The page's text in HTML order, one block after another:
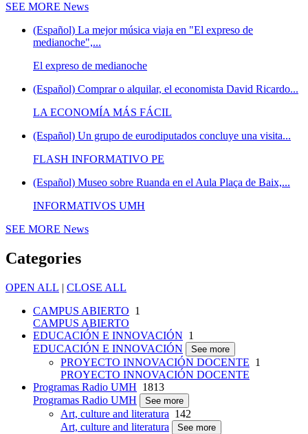
SEE MORE News
(Español) La mejor música viaja en "El expreso de
medianoche",...
El expreso de medianoche
(Español) Comprar o alquilar, el economista David Ricardo...
LA ECONOMÍA MÁS FÁCIL
(Español) Un grupo de eurodiputados concluye una visita...
FLASH INFORMATIVO PE
(Español) Museo sobre Ruanda en el Aula Plaça de Baix,...
INFORMATIVOS UMH
SEE MORE News
Categories
OPEN ALL | CLOSE ALL
CAMPUS ABIERTO 1
CAMPUS ABIERTO
EDUCACIÓN E INNOVACIÓN 1
EDUCACIÓN E INNOVACIÓN
See more
PROYECTO INNOVACIÓN DOCENTE 1
PROYECTO INNOVACIÓN DOCENTE
Programas Radio UMH 1813
Programas Radio UMH
See more
Art, culture and literatura 142
Art, culture and literatura
See more